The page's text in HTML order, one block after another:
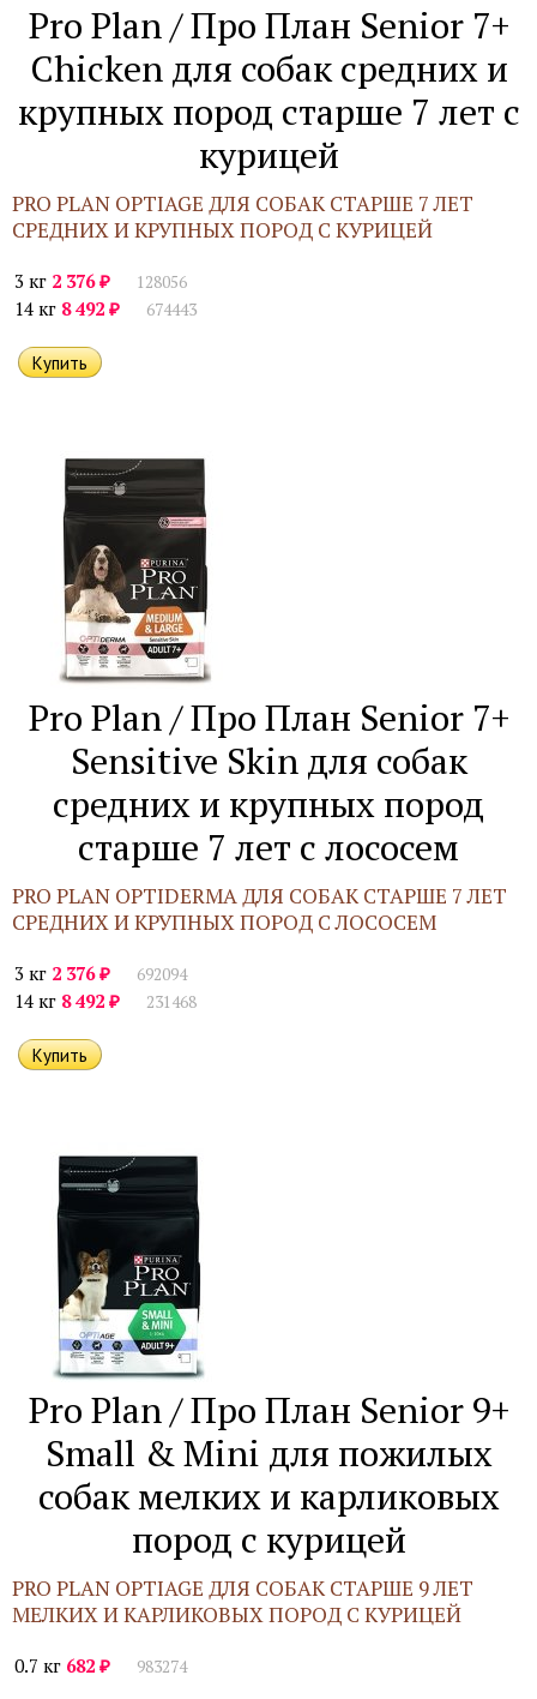
Pro Plan / Про План Senior 7+
Chiсken для собак средних и
крупных пород старше 7 лет с
курицей
PRO PLAN OPTIAGE ДЛЯ СОБАК СТАРШЕ 7 ЛЕТ
СРЕДНИХ И КРУПНЫХ ПОРОД С КУРИЦЕЙ
3 кг 2 376₽ 128056
14 кг 8 492 ₽ 674443
Pro Plan / Про План Senior 7+
Sensitive Skin для собак
средних и крупных пород
старше 7 лет с лососем
PRO PLAN OPTIDERMA ДЛЯ СОБАК СТАРШЕ 7 ЛЕТ
СРЕДНИХ И КРУПНЫХ ПОРОД С ЛОСОСЕМ
3 кг 2 376₽ 692094
14 кг 8 492 ₽ 231468
Pro Plan / Про План Senior 9+
Small & Mini для пожилых
собак мелких и карликовых
пород с курицей
PRO PLAN OPTIAGE ДЛЯ СОБАК СТАРШЕ 9 ЛЕТ
МЕЛКИХ И КАРЛИКОВЫХ ПОРОД С КУРИЦЕЙ
0.7 кг 682 ₽ 983274